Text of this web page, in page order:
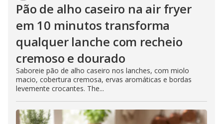
Pão de alho caseiro na air fryer
em 10 minutos transforma
qualquer lanche com recheio
cremoso e dourado
Saboreie pão de alho caseiro nos lanches, com miolo
macio, cobertura cremosa, ervas aromáticas e bordas
levemente crocantes. The...